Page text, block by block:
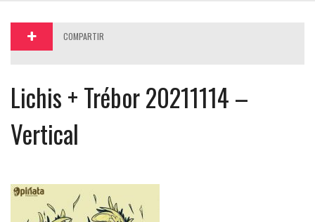
COMPARTIR
Lichis + Trébor 20211114 –
Vertical